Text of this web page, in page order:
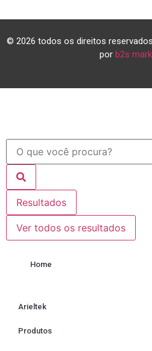
© 2026 todos os direitos
por b2s
Resultados
Ver todos os resultados
Home
Arieltek
Produtos